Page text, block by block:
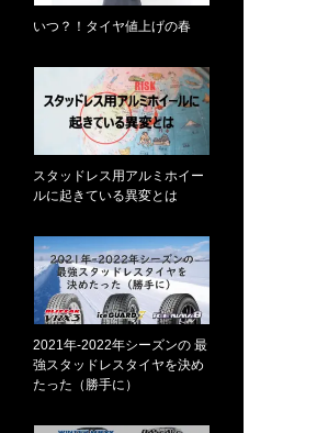
いつ？！タイヤ値上げの春
スタッドレス用アルミホイー
ルに起きている異変とは
2021年-2022年シーズンの 最
強スタッドレスタイヤを決め
たった（勝手に）